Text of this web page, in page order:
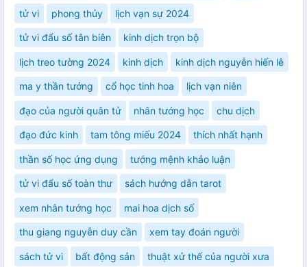
tử vi phong thủy lịch vạn sự 2024
tử vi đẩu số tân biên kinh dịch trọn bộ
lịch treo tường 2024 kinh dịch kinh dịch nguyễn hiến lê
ma y thần tướng cổ học tinh hoa lịch vạn niên
đạo của người quân tử nhân tướng học chu dịch
đạo đức kinh tam tông miếu 2024 thích nhất hạnh
thần số học ứng dụng tướng mệnh khảo luận
tử vi đẩu số toàn thư sách hướng dẫn tarot
xem nhân tướng học mai hoa dịch số
thu giang nguyễn duy cần xem tay đoán người
sách tử vi bất động sản thuật xử thế của người xưa